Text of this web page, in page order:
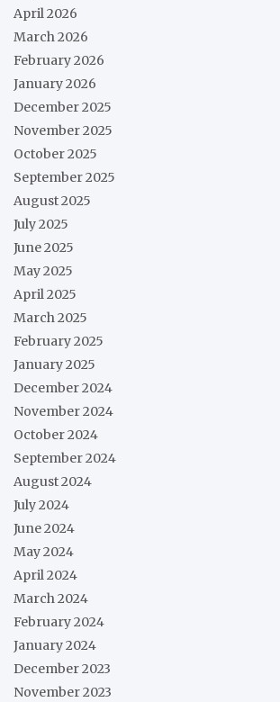
April 2026
March 2026
February 2026
January 2026
December 2025
November 2025
October 2025
September 2025
August 2025
July 2025
June 2025
May 2025
April 2025
March 2025
February 2025
January 2025
December 2024
November 2024
October 2024
September 2024
August 2024
July 2024
June 2024
May 2024
April 2024
March 2024
February 2024
January 2024
December 2023
November 2023